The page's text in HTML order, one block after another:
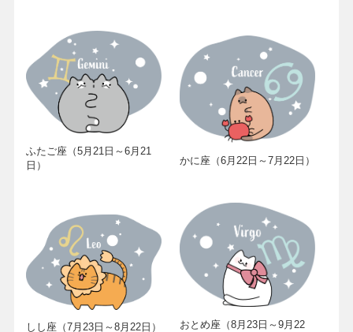
ふたご座（5月21日～6月21
日）
かに座（6月22日～7月22日）
しし座（7月23日～8月22日） おとめ座（8月23日～9月22